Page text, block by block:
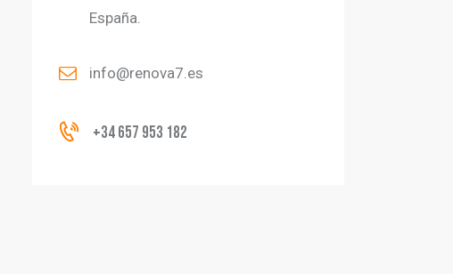
España.
info@renova7.es
+34 657 953 182